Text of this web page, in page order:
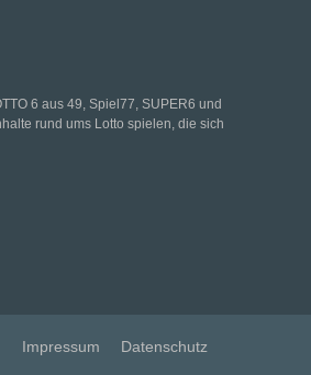
6 aus 49, Spiel77, SUPER6 und
rund ums Lotto spielen, die sich
Impressum Datenschutz